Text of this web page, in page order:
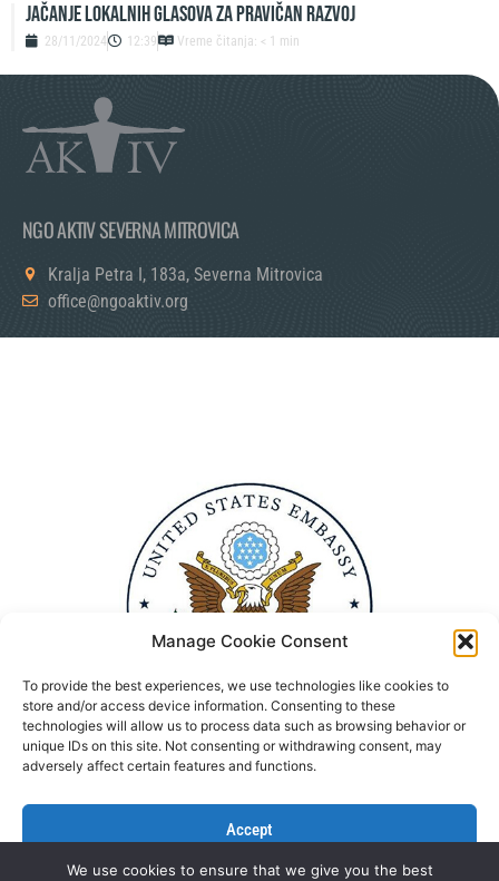
Manage Cookie Consent
To provide the best experiences, we use technologies like cookies to
store and/or access device information. Consenting to these
technologies will allow us to process data such as browsing behavior or
unique IDs on this site. Not consenting or withdrawing consent, may
adversely affect certain features and functions.
Accept
Jačanje lokalnih glasova za pravičan razvoj
28/11/2024 12:39 Vreme čitanja: < 1 min
NGO AKTIV SEVERNA MITROVICA
Kralja Petra I, 183a, Severna Mitrovica
office@ngoaktiv.org
We use cookies to ensure that we give you the best